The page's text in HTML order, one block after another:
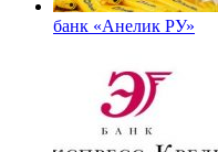
банк «Анелик РУ»